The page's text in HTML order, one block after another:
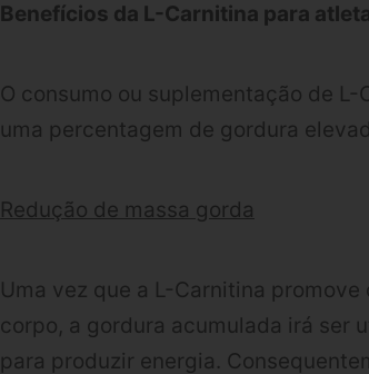
Benefícios da L-Carnitina para
O consumo ou suplementação de
uma percentagem de gordura
Redução de massa gorda
Uma vez que a L-Carnitina
corpo, a gordura acumulada irá ser
para produzir energia.